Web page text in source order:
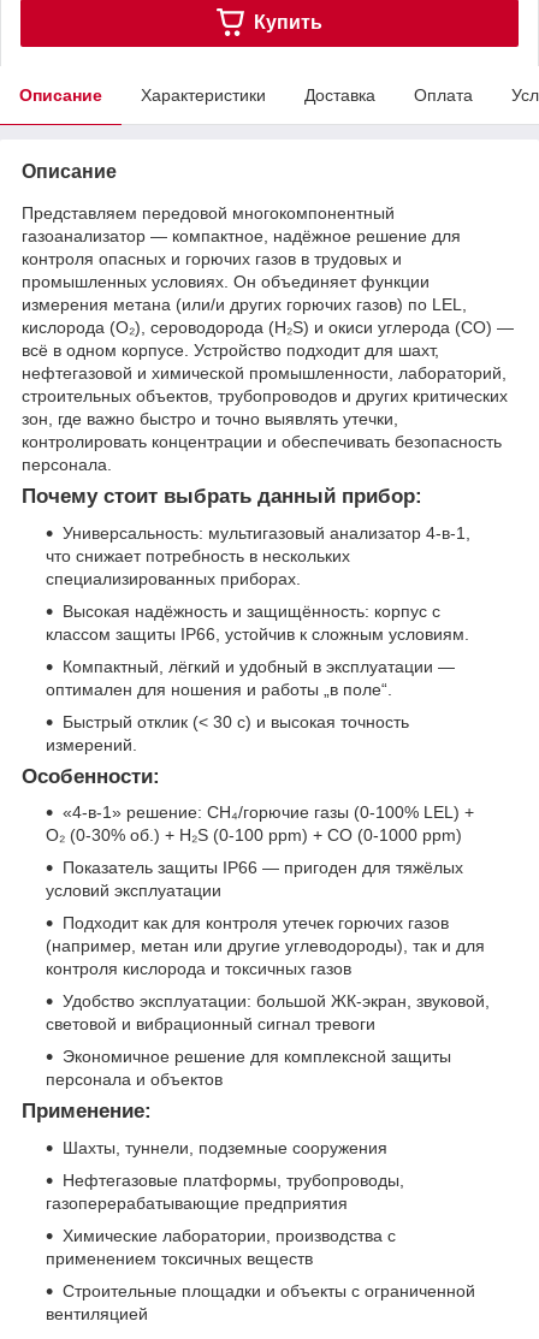
Купить
Описание Характеристики Доставка Оплата
Описание
Представляем передовой многокомпонентный
газоанализатор — компактное, надёжное решение для
контроля опасных и горючих газов в трудовых и
промышленных условиях. Он объединяет функции
измерения метана (или/и других горючих газов) по LEL,
кислорода (O₂), сероводорода (H₂S) и окиси углерода (CO) —
всё в одном корпусе. Устройство подходит для шахт,
нефтегазовой и химической промышленности, лабораторий,
строительных объектов, трубопроводов и других критических
зон, где важно быстро и точно выявлять утечки,
контролировать концентрации и обеспечивать безопасность
персонала.
Почему стоит выбрать данный прибор:
Универсальность: мультигазовый анализатор 4-в-1,
что снижает потребность в нескольких
специализированных приборах.
Высокая надёжность и защищённость: корпус с
классом защиты IP66, устойчив к сложным условиям.
Компактный, лёгкий и удобный в эксплуатации —
оптимален для ношения и работы „в поле“.
Быстрый отклик (< 30 с) и высокая точность
измерений.
Особенности:
«4-в-1» решение: CH₄/горючие газы (0-100% LEL) +
O₂ (0-30% об.) + H₂S (0-100 ppm) + CO (0-1000 ppm)
Показатель защиты IP66 — пригоден для тяжёлых
условий эксплуатации
Подходит как для контроля утечек горючих газов
(например, метан или другие углеводороды), так и для
контроля кислорода и токсичных газов
Удобство эксплуатации: большой ЖК-экран, звуковой,
световой и вибрационный сигнал тревоги
Экономичное решение для комплексной защиты
персонала и объектов
Применение:
Шахты, туннели, подземные сооружения
Нефтегазовые платформы, трубопроводы,
газоперерабатывающие предприятия
Химические лаборатории, производства с
применением токсичных веществ
Строительные площадки и объекты с ограниченной
вентиляцией